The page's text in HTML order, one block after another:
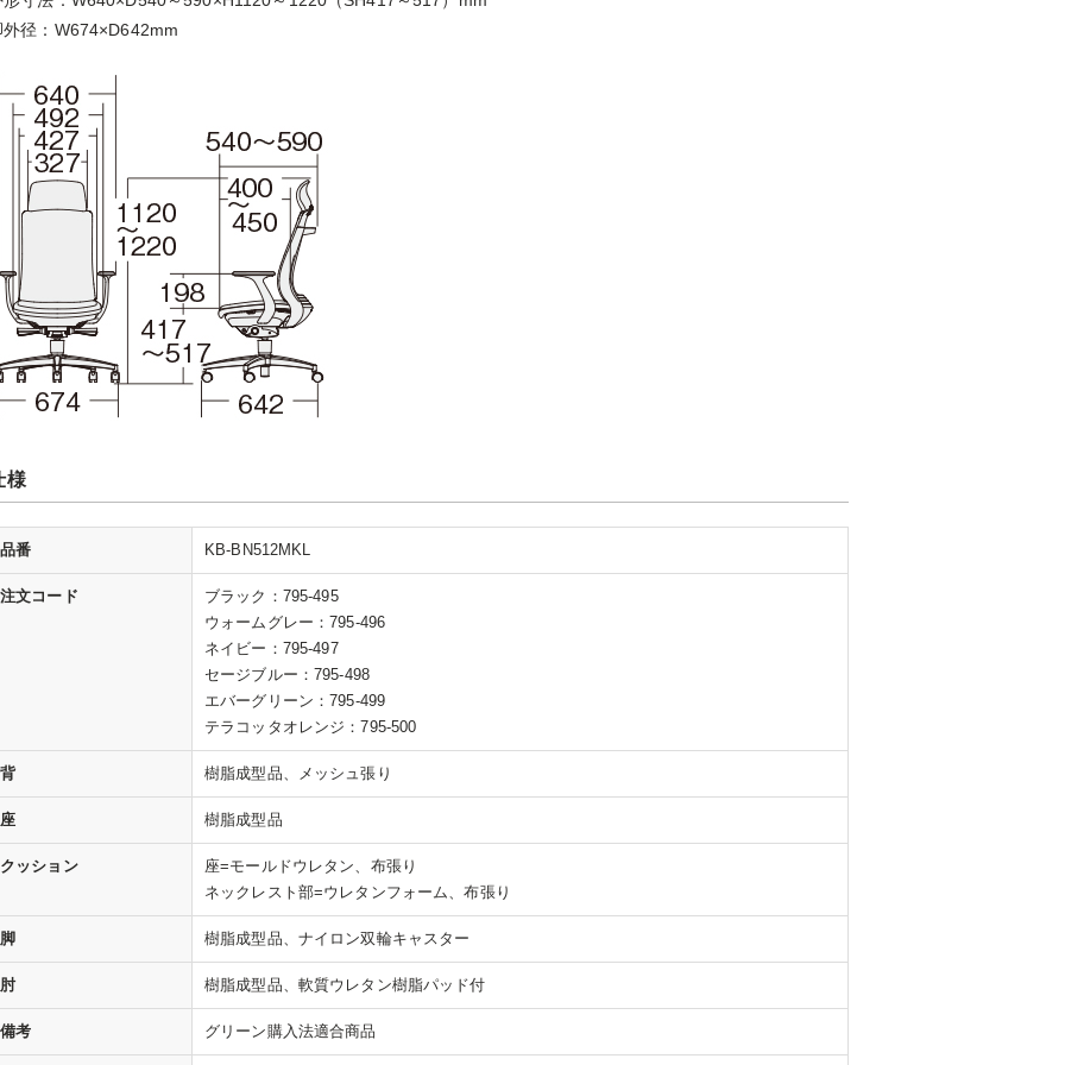
外径：W674×D642mm
様
品番 KB-BN512MKL
注文コード
ブラック：795-495
ウォームグレー：795-496
ネイビー：795-497
セージブルー：795-498
エバーグリーン：795-499
テラコッタオレンジ：795-500
背 樹脂成型品、メッシュ張り
座 樹脂成型品
クッション
座=モールドウレタン、布張り
ネックレスト部=ウレタンフォーム、布張り
脚 樹脂成型品、ナイロン双輪キャスター
肘 樹脂成型品、軟質ウレタン樹脂パッド付
備考 グリーン購入法適合商品